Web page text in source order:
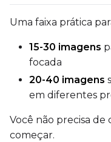
Uma faixa prática
15-30 imagens
focada
20-40 imagens
em diferentes
Você não precisa de
começar.